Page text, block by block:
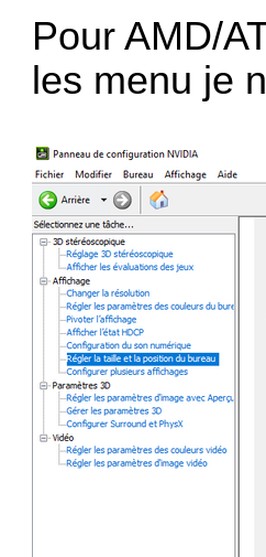
Pour AMD/
les menu je